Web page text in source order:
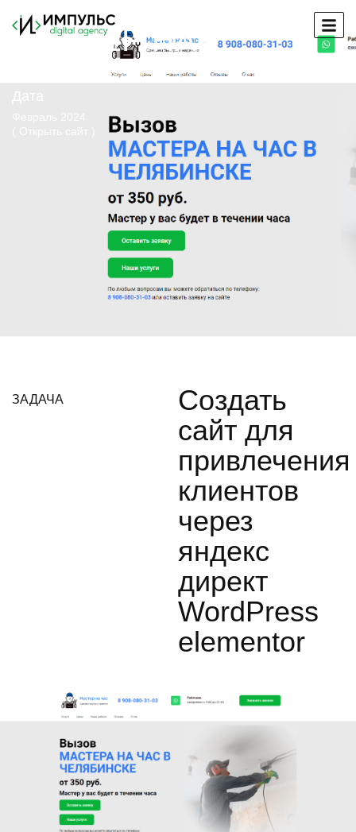
МАСТЕР НА
ЗАДАЧА
Создать
сайт для
привлечения
клиентов
через
яндекс
директ
WordPress
elementor